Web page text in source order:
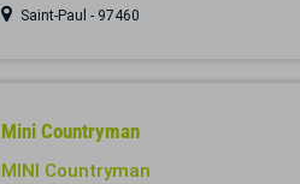
Saint-Paul - 97460
Mini Countryman
MINI Countryman